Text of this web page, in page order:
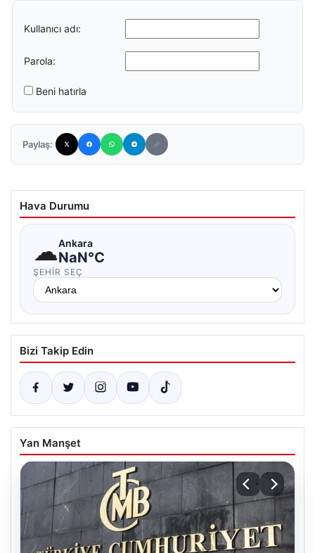
Kullanıcı adı:
Parola:
Beni hatırla
Paylaş:
Hava Durumu
☁Ankara
NaN°C
ŞEHIR SEÇ
Bizi Takip Edin
Yan Manşet